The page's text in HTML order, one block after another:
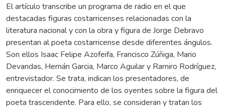
El artículo transcribe un programa de radio en el que
destacadas figuras costarricenses relacionadas con la
literatura nacional y con la obra y figura de Jorge Debravo
presentan al poeta costarricense desde diferentes ángulos.
Son ellos Isaac Felipe Azofeifa, Francisco Zúñiga, Mario
Devandas, Hernán Garcia, Marco Aguilar y Ramiro Rodríguez,
entrevistador. Se trata, indican los presentadores, de
enriquecer el conocimiento de los oyentes sobre la figura del
poeta trascendente. Para ello, se consideran y tratan los